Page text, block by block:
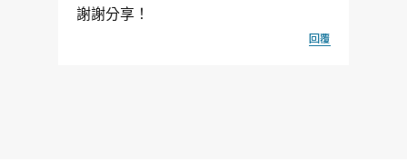
謝謝分享！
回覆